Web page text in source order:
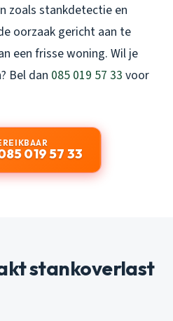
zoals stankdetectie en
oorzaak gericht aan te
een frisse woning. Wil je
Bel dan 085 019 57 33 voor
019 57 33
stankoverlast